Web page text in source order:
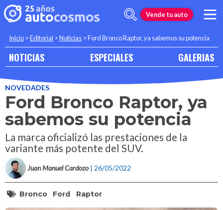
Vende tu auto
Inicio >Editorial >Noticias >Ford Bronco Raptor, ya sabemos su potencia
NOTICIAS ESPECIALES GALERIAS
NOVEDADES
Ford Bronco Raptor, ya
sabemos su potencia
La marca oficializó las prestaciones de la
variante más potente del SUV.
Juan Manuel Cardozo | 26/05/2022
Bronco Ford Raptor